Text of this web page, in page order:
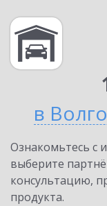
в
Ознакомьтесь с
выберите
консультацию,
продукта.